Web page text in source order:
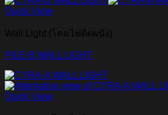
Quick View
Wall Light (โคมไฟติดผนัง)
PILE-B WALL LIGHT
Quick View